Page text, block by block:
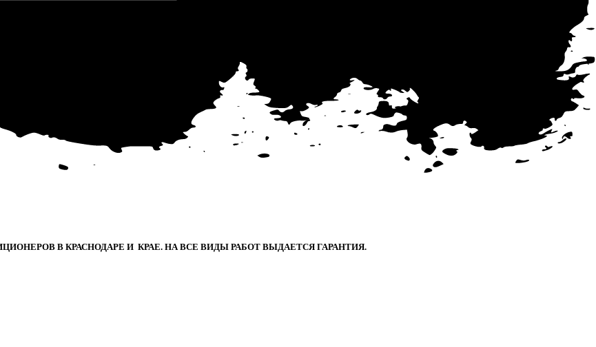
В КРАСНОДАРЕ И КРАЕ. НА ВСЕ ВИДЫ РАБОТ ВЫДАЕТСЯ ГАРАНТИЯ.